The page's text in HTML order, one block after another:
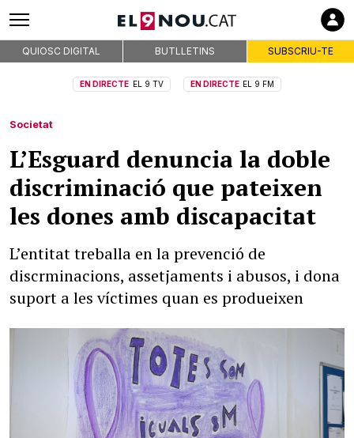
QUIOSC DIGITAL BUTLLETINS SUBSCRIU-TE
EN DIRECTE EL 9 TV EN DIRECTE EL 9 FM
Societat
L’Esguard denuncia la doble
discriminació que pateixen
les dones amb discapacitat
L’entitat treballa en la prevenció de
discrminacions, assetjaments i abusos, i dona
suport a les víctimes quan es produeixen